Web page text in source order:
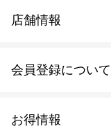
お得情報
会員登録について
店舗情報